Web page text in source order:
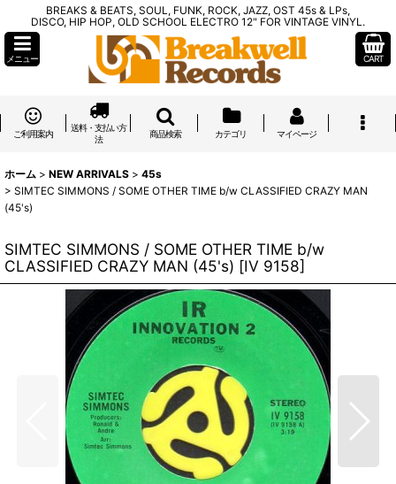
BREAKS & BEATS, SOUL, FUNK, ROCK, JAZZ, OST 45s & LPs,
DISCO, HIP HOP, OLD SCHOOL ELECTRO 12" FOR VINTAGE VINYL.
メニュー CART
ご利用案内
送料・支払い方
法
商品検索 カテゴリ マイページ
ホーム > NEW ARRIVALS > 45s
> SIMTEC SIMMONS / SOME OTHER TIME b/w CLASSIFIED CRAZY MAN
(45's)
SIMTEC SIMMONS / SOME OTHER TIME b/w
CLASSIFIED CRAZY MAN (45's) [IV 9158]